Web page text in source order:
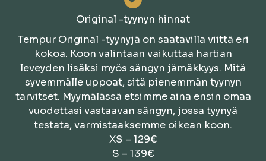
Original -tyynyn hinnat
Tempur Original -tyynyjä on saatavilla viittä eri
kokoa. Koon valintaan vaikuttaa hartian
leveyden lisäksi myös sängyn jämäkkyys. Mitä
syvemmälle uppoat, sitä pienemmän tyynyn
tarvitset. Myymälässä etsimme aina ensin omaa
vuodettasi vastaavan sängyn, jossa tyynyä
testata, varmistaaksemme oikean koon.
XS – 129€
S – 139€